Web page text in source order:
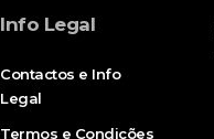
Info Legal
Contactos e Info
Legal
Termos e Condições